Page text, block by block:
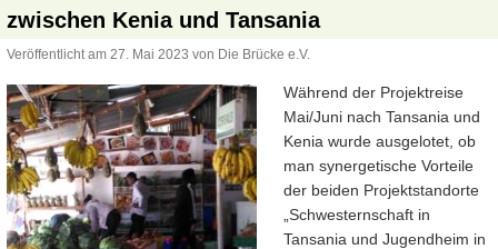
zwischen Kenia und Tansania
Veröffentlicht am 27. Mai 2023 von Die Brücke e.V.
Während der Projektreise
Mai/Juni nach Tansania und
Kenia wurde ausgelotet, ob
man synergetische Vorteile
der beiden Projektstandorte
„Schwesternschaft in
Tansania und Jugendheim in